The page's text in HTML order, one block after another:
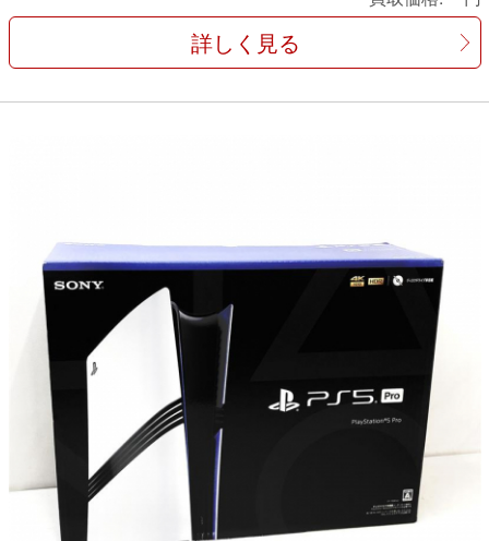
詳しく見る